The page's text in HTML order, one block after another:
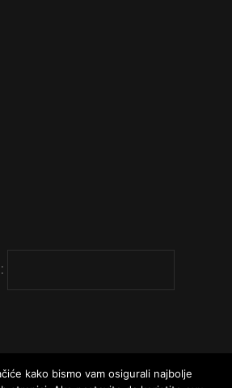
kako bismo vam osigurali najbolje